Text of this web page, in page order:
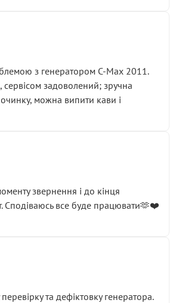
з генератором C-Max 2011.
задоволений; зручна
можна випити кави і
звернення і до кінця
Сподіваюсь все буде працювати🫶❤️
та дефіктовку генератора.